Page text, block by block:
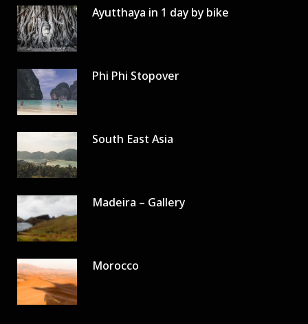
Ayutthaya in 1 day by bike
Phi Phi Stopover
South East Asia
Madeira – Gallery
Morocco